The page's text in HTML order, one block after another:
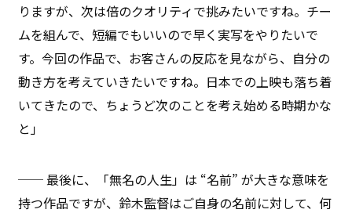
りますが、次は倍のクオリティで挑みたいですね。チー
ムを組んで、短編でもいいので早く実写をやりたいで
す。今回の作品で、お客さんの反応を見ながら、自分の
動き方を考えていきたいですね。日本での上映も落ち着
いてきたので、ちょうど次のことを考え始める時期かな
と」
── 最後に、「無名の人生」は “名前” が大きな意味を
持つ作品ですが、鈴木監督はご自身の名前に対して、何